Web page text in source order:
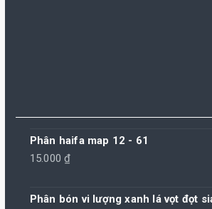
Phân haifa map 12 - 61
15.000₫
Phân bón vi lượng xanh lá vọt đọt